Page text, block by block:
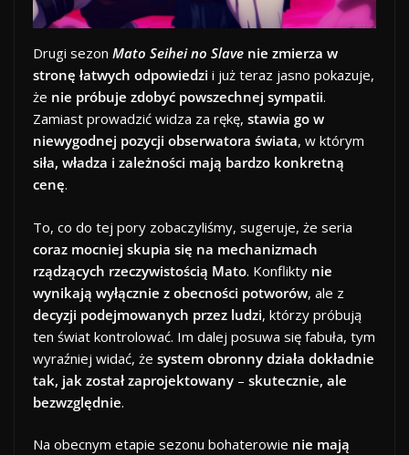
Drugi sezon Mato Seihei no Slave nie zmierza w
stronę łatwych odpowiedzi i już teraz jasno pokazuje,
że nie próbuje zdobyć powszechnej sympatii.
Zamiast prowadzić widza za rękę, stawia go w
niewygodnej pozycji obserwatora świata, w którym
siła, władza i zależności mają bardzo konkretną
cenę.
To, co do tej pory zobaczyliśmy, sugeruje, że seria
coraz mocniej skupia się na mechanizmach
rządzących rzeczywistością Mato. Konflikty nie
wynikają wyłącznie z obecności potworów, ale z
decyzji podejmowanych przez ludzi, którzy próbują
ten świat kontrolować. Im dalej posuwa się fabuła, tym
wyraźniej widać, że system obronny działa dokładnie
tak, jak został zaprojektowany – skutecznie, ale
bezwzględnie.
Na obecnym etapie sezonu bohaterowie nie mają